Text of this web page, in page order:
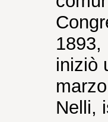
1893,
iniziò
Nelli,